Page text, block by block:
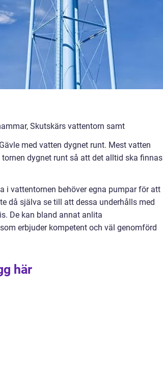
Skutskärs vattentorn samt
med vatten dygnet runt. Mest vatten
dygnet runt så att det alltid ska finnas
i vattentornen behöver egna pumpar för att
då själva se till att dessa underhålls med
De kan bland annat anlita
erbjuder kompetent och väl genomförd
här